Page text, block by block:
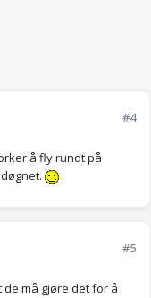
#4
å fly rundt på
#5
må gjøre det for å